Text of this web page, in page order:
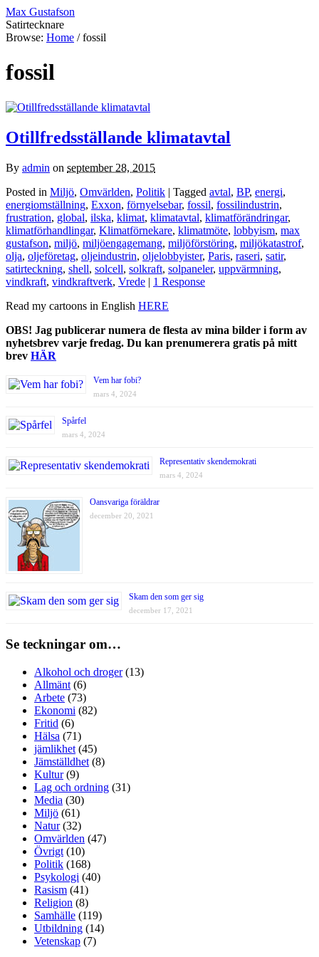
Max Gustafson
Satirtecknare
Browse: Home / fossil
fossil
Otillfredsställande klimatavtal
By admin on september 28, 2015
Posted in Miljö, Omvärlden, Politik | Tagged avtal, BP, energi,
energiomställning, Exxon, förnyelsebar, fossil, fossilindustrin,
frustration, global, ilska, klimat, klimatavtal, klimatförändringar,
klimatförhandlingar, Klimatförnekare, klimatmöte, lobbyism, max
gustafson, miljö, miljöengagemang, miljöförstöring, miljökatastrof,
olja, oljeföretag, oljeindustrin, oljelobbyister, Paris, raseri, satir,
satirteckning, shell, solcell, solkraft, solpaneler, uppvärmning,
vindkraft, vindkraftverk, Vrede | 1 Response
Read my cartoons in English HERE
OBS! Jag publicerar numera de flesta av mina bilder i form av
nyhetsbrev varje fredag. Du kan prenumerera gratis på mitt
brev HÄR
Vem har fobi?
mars 4, 2024
Spårfel
mars 4, 2024
Representativ skendemokrati
mars 4, 2024
Oansvariga föräldrar
december 20, 2021
Skam den som ger sig
december 17, 2021
Se teckningar om…
Alkohol och droger(13)
Allmänt (6)
Arbete (73)
Ekonomi (82)
Fritid (6)
Hälsa (71)
jämlikhet (45)
Jämställdhet (8)
Kultur(9)
Lag och ordning (31)
Media (30)
Miljö (61)
Natur(32)
Omvärlden (47)
Övrigt (10)
Politik (168)
Psykologi (40)
Rasism (41)
Religion (8)
Samhälle (119)
Utbildning (14)
Vetenskap (7)